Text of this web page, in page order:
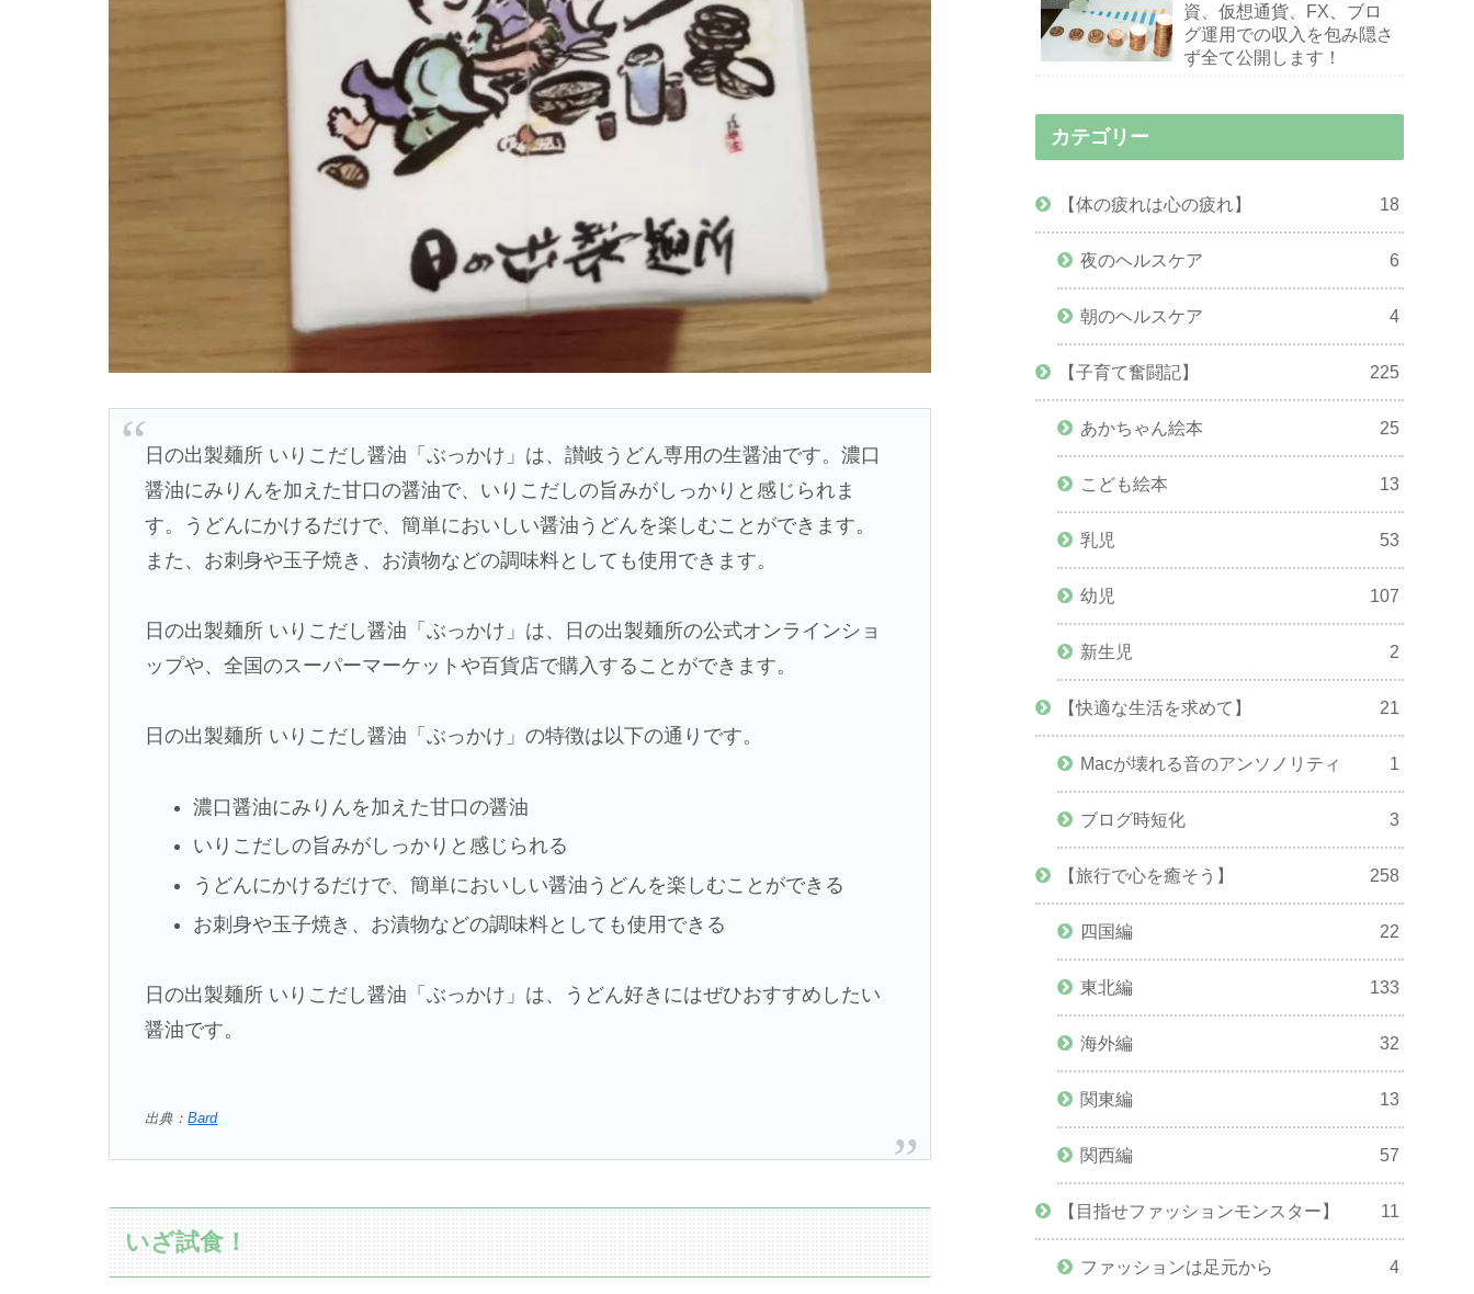
日の出製麺所 いりこだし醤油「ぶっかけ」は、讃岐うどん専用の生醤油です。濃口
醤油にみりんを加えた甘口の醤油で、いりこだしの旨みがしっかりと感じられま
す。うどんにかけるだけで、簡単においしい醤油うどんを楽しむことができます。
また、お刺身や玉子焼き、お漬物などの調味料としても使用できます。
日の出製麺所 いりこだし醤油「ぶっかけ」は、日の出製麺所の公式オンラインショ
ップや、全国のスーパーマーケットや百貨店で購入することができます。
日の出製麺所 いりこだし醤油「ぶっかけ」の特徴は以下の通りです。
濃口醤油にみりんを加えた甘口の醤油
いりこだしの旨みがしっかりと感じられる
うどんにかけるだけで、簡単においしい醤油うどんを楽しむことができる
お刺身や玉子焼き、お漬物などの調味料としても使用できる
日の出製麺所 いりこだし醤油「ぶっかけ」は、うどん好きにはぜひおすすめしたい
醤油です。
出典：Bard
いざ試食！
資、仮想通貨、FX、ブロ
グ運用での収入を包み隠さ
ず全て公開します！
カテゴリー
【体の疲れは心の疲れ】 18
夜のヘルスケア 6
朝のヘルスケア 4
【子育て奮闘記】 225
あかちゃん絵本 25
こども絵本 13
乳児 53
幼児 107
新生児 2
【快適な生活を求めて】 21
Macが壊れる音のアンソノリティ 1
ブログ時短化 3
【旅行で心を癒そう】 258
四国編 22
東北編 133
海外編 32
関東編 13
関西編 57
【目指せファッションモンスター】 11
ファッションは足元から 4